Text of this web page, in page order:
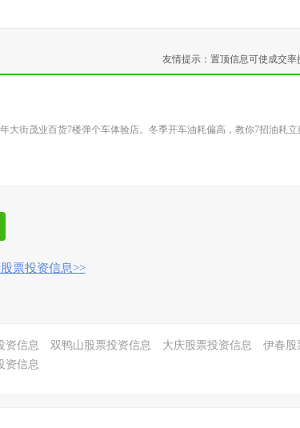
友情提示：置顶信息可使成交率
大街茂业百货7楼弹个车体验店。冬季开车油耗偏高，教你7招油耗立
票投资信息>>
资信息 双鸭山股票投资信息 大庆股票投资信息 伊春股
资信息